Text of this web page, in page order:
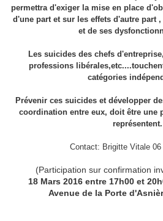
permettra d'exiger la mise en place
d'une part et sur les effets d'autre part
et de ses
Les suicides des chefs
professions
catégories
Prévenir ces suicides et développer
coordination entre eux, doit être une
représentent.
Contact: Brigitte Vitale 06
(Participation sur confirmation
18 Mars 2016 entre 17h00 et
Avenue de la Porte